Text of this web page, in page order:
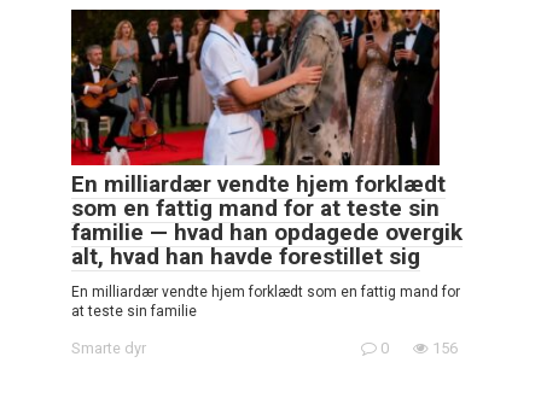
En milliardær vendte hjem forklædt
som en fattig mand for at teste sin
familie — hvad han opdagede overgik
alt, hvad han havde forestillet sig
En milliardær vendte hjem forklædt som en fattig mand for
at teste sin familie
Smarte dyr 0 156